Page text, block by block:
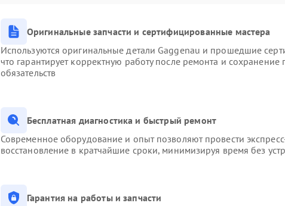
Оригинальные запчасти и сертифицированные мастера
Используются оригинальные детали Gaggenau и прошедшие
что гарантирует корректную работу после ремонта и сохранение
обязательств
Бесплатная диагностика и быстрый ремонт
Современное оборудование и опыт позволяют провести
восстановление в кратчайшие сроки, минимизируя время без
Гарантия на работы и запчасти